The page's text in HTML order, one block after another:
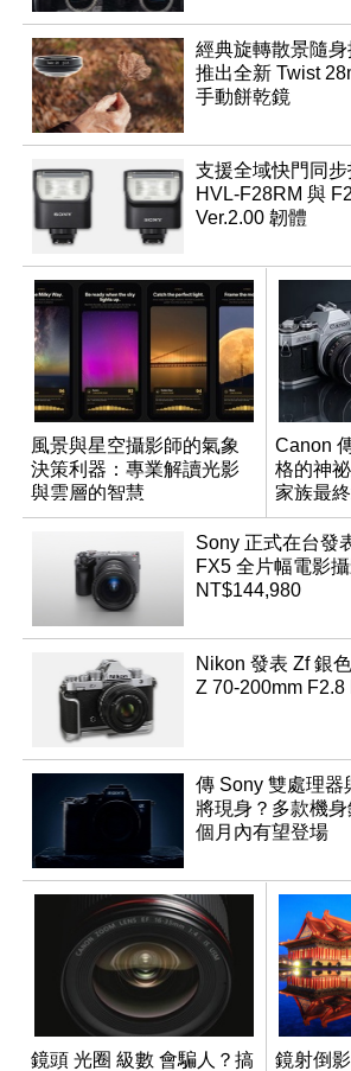
經典旋轉散景隨
推出全新 Twist
手動餅乾鏡
支援全域快門同
HVL-F28RM 與
Ver.2.00 韌體
風景與星空攝影師的氣象
決策利器：專業解讀光影
與雲層的智慧
App「Atmos」登場
Canon
格的神
家族最
Sony 正式在台發
FX5 全片幅電影
NT$144,980
Nikon 發表 Zf 銀
Z 70-200mm F2.8
傳 Sony 雙處理器
將現身？多款機
個月內有望登場
鏡頭 光圈 級數 會騙人？搞
鏡射倒